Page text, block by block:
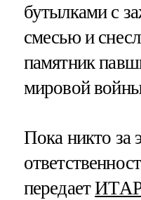
бутылками с
смесью и
памятник
мировой
Пока никто за
передает